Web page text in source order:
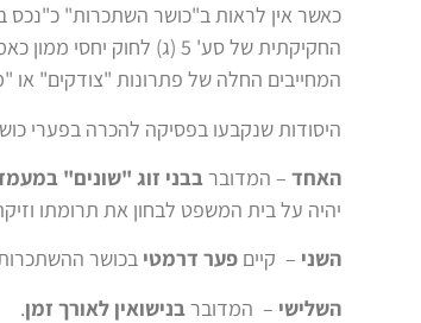
כאשר אין לראות ב"כושר השתכרות" כ"נכס
החקיקתית של סע' 5 (ג)
המחייבים החלה של פתרונות "צודקים" או
היסודות שנקבעו בפסיקה להכרה בפערי
האחד – המדוברבבני זוג "שונים"
יהיה על בית המשפט לבחון את תרומתו
השני – קיים פער דרמטי בכושר ההשתכרות
השלישי – המדוברבנישואין לאורך זמן.